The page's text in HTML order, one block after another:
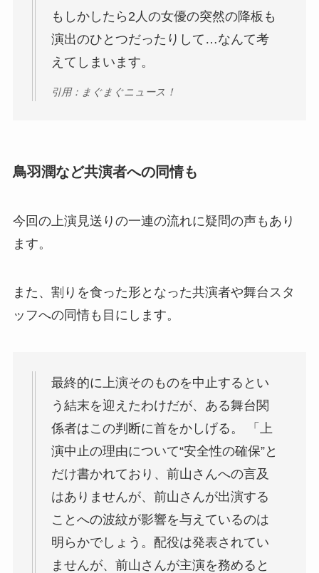
もしかしたら2人の女優の突然の降板も
演出のひとつだったりして…なんて考
えてしまいます。
引用：まぐまぐニュース！
鳥羽潤など共演者への同情も
今回の上演見送りの一連の流れに疑問の声もあり
ます。
また、割りを食った形となった共演者や舞台スタ
ッフへの同情も目にします。
最終的に上演そのものを中止するとい
う結末を迎えたわけだが、ある舞台関
係者はこの判断に首をかしげる。 「上
演中止の理由について“安全性の確保”と
だけ書かれており、前山さんへの言及
はありませんが、前山さんが出演する
ことへの波紋が影響を与えているのは
明らかでしょう。配役は発表されてい
ませんが、前山さんが主演を務めると